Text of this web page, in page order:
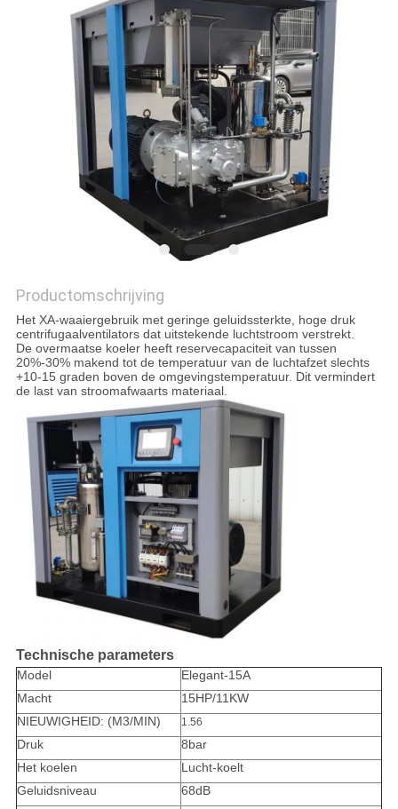
SITEMAP
PRIVACY
POLICY
Productomschrijving
Het XA-waaiergebruik met geringe geluidssterkte, hoge druk
centrifugaalventilators dat uitstekende luchtstroom verstrekt.
De overmaatse koeler heeft reservecapaciteit van tussen
20%-30% makend tot de temperatuur van de luchtafzet slechts
+10-15 graden boven de omgevingstemperatuur. Dit vermindert
de last van stroomafwaarts materiaal.
Technische parameters
Model
Elegant-15A
Macht
15HP/11KW
NIEUWIGHEID: (M3/MIN)
1.56
Druk
8bar
Het koelen
Lucht-koelt
Geluidsniveau
68dB